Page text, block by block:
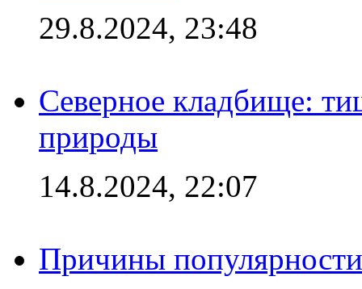
29.8.2024, 23:48
Северное кладбище:
природы
14.8.2024, 22:07
Причины